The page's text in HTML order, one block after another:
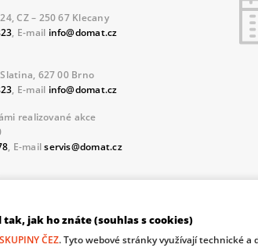
CZ – 250 67 Klecany
, E-mail info@domat.cz
627 00 Brno
, E-mail info@domat.cz
realizované akce
, E-mailservis@domat.cz
osobních údajích.
Regional Development Fund and The Ministry of
tak, jak ho znáte (souhlas s cookies)
SKUPINY ČEZ. Tyto webové stránky využívají technické